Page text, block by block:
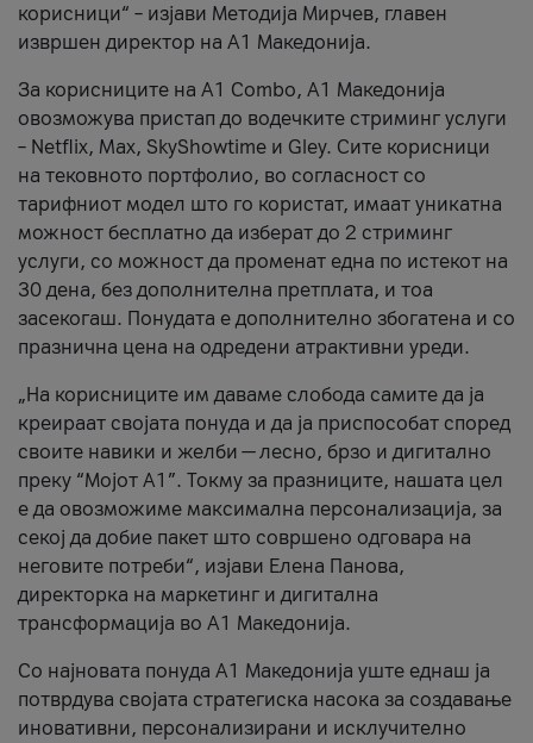
корисници“ – изјави Методија Мирчев, главен
извршен директор на А1 Македонија.
За корисниците на A1 Combo, А1 Македонија
овозможува пристап до водечките стриминг услуги
– Netflix, Max, SkyShowtime и Gley. Сите корисници
на тековното портфолио, во согласност со
тарифниот модел што го користат, имаат уникатна
можност бесплатно да изберат до 2 стриминг
услуги, со можност да променат една по истекот на
30 дена, без дополнителна претплата, и тоа
засекогаш. Понудата е дополнително збогатена и со
празнична цена на одредени атрактивни уреди.
„На корисниците им даваме слобода самите да ја
креираат својата понуда и да ја приспособат според
своите навики и желби — лесно, брзо и дигитално
преку “Мојот А1”. Токму за празниците, нашата цел
е да овозможиме максимална персонализација, за
секој да добие пакет што совршено одговара на
неговите потреби“, изјави Елена Панова,
директорка на маркетинг и дигитална
трансформација во А1 Македонија.
Со најновата понуда А1 Македонија уште еднаш ја
потврдува својата стратегиска насока за создавање
иновативни, персонализирани и исклучително